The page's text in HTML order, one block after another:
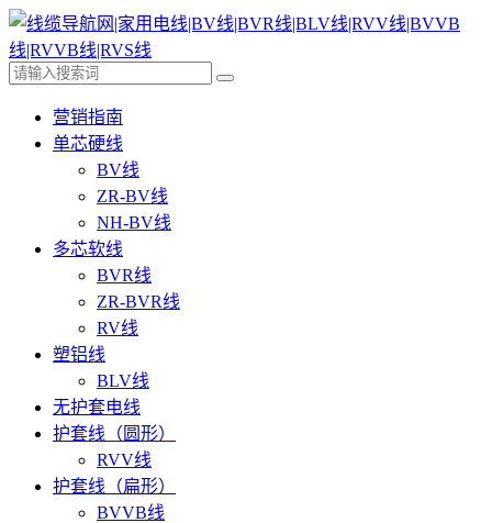
营销指南
单芯硬线
BV线
ZR-BV线
NH-BV线
多芯软线
BVR线
ZR-BVR线
RV线
塑铝线
BLV线
无护套电线
护套线（圆形）
RVV线
护套线（扁形）
BVVB线